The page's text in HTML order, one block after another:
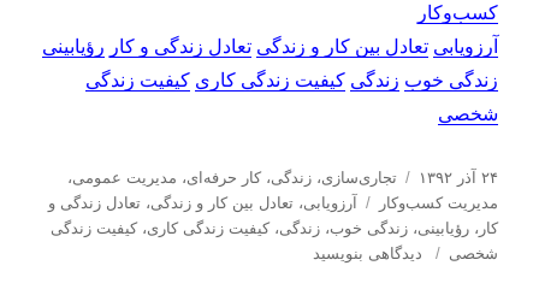
کسب‌و‌کار
آرزویابی تعادل بین کار و زندگی تعادل زندگی و کار رؤیابینی
زندگی خوب زندگی کیفیت زندگی کاری کیفیت زندگی
شخصی
ا
ر
س
ا
۲۴ آذر ۱۳۹۲
د
س
ت
ه‌
تجاری‌سازی،زندگی،کار حرفه‌ای، مدیریت عمومی،
مدیریت كسب‌و‌كار
ب
ر
چ
آرزویابی،تعادل بین کار و زندگی،تعادل زندگی و
کار ،رؤیابینی،زندگی خوب،زندگی،کیفیت زندگی کاری،کیفیت زندگی
شخصی
دیدگاهی بنویسید